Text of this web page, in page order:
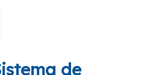
de